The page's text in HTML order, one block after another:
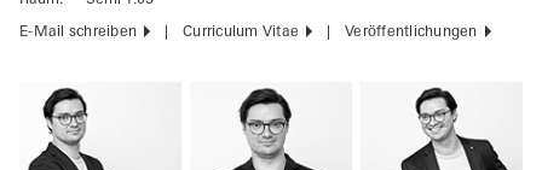
E-Mail schreiben Curriculum Vitae Veröffentlichungen